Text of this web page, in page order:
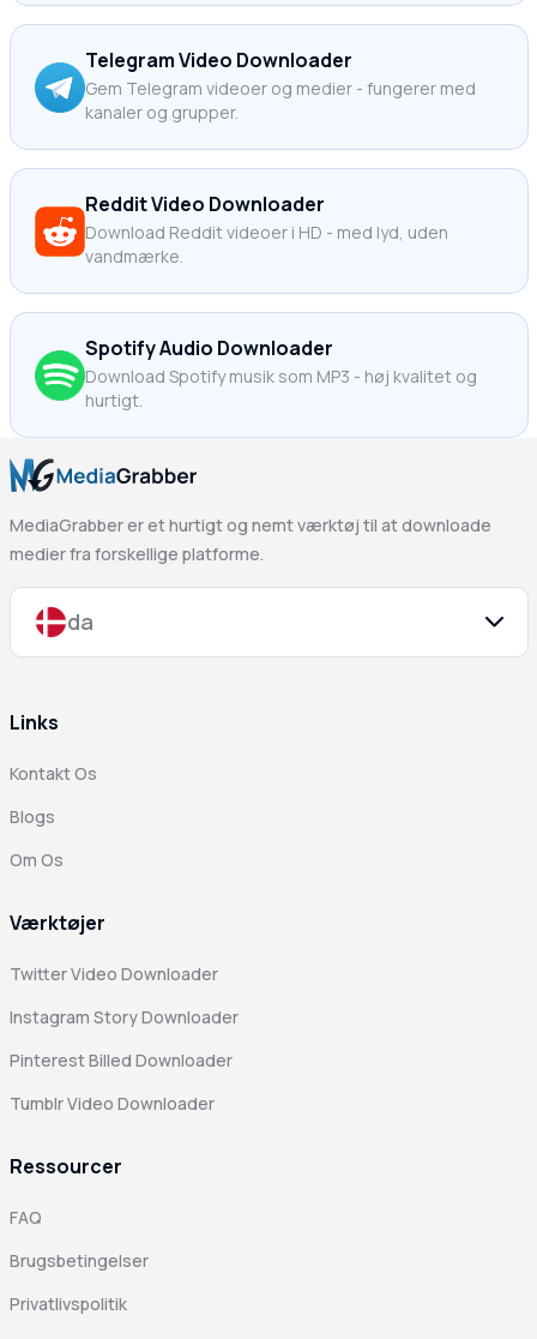
Telegram Video Downloader
Gem Telegram videoer og medier - fungerer med
kanaler og grupper.
Reddit Video Downloader
Download Reddit videoer i HD - med lyd, uden
vandmærke.
Spotify Audio Downloader
Download Spotify musik som MP3 - høj kvalitet og
hurtigt.
MediaGrabber er et hurtigt og nemt værktøj til at downloade
medier fra forskellige platforme.
da
Links
Kontakt Os
Blogs
Om Os
Værktøjer
Twitter Video Downloader
Instagram Story Downloader
Pinterest Billed Downloader
Tumblr Video Downloader
Ressourcer
FAQ
Brugsbetingelser
Privatlivspolitik